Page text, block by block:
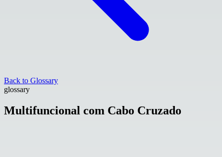
Back to Glossary
glossary
Multifuncional com Cabo Cruzado